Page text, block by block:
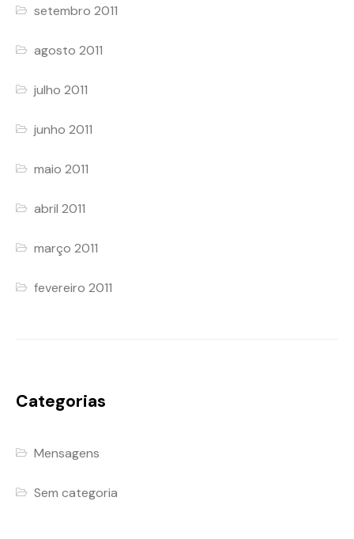
setembro 2011
agosto 2011
julho 2011
junho 2011
maio 2011
abril 2011
março 2011
fevereiro 2011
Categorias
Mensagens
Sem categoria